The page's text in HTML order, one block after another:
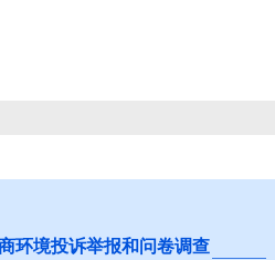
环境投诉举报和问卷调查